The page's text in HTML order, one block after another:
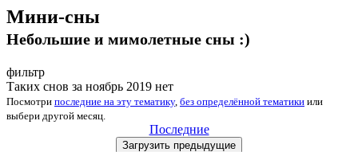
Мини-сны
Небольшие и мимолетные сны :)
фильтр
Таких снов за ноябрь 2019 нет
Посмотри последние на эту тематику, без определённой тематики или
выбери другой месяц
Последние
Загрузить предыдущие